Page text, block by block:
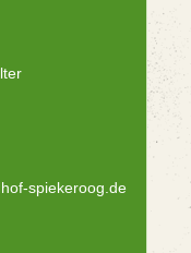
spiekeroog.de